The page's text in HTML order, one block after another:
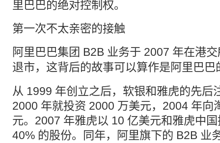
里巴巴的绝对控制权。
第一次不太亲密的接触
阿里巴巴集团 B2B 业务于 2007 年在港
退市，这背后的故事可以算作是阿里巴巴
从 1999 年创立之后，软银和雅虎的先后
2000 年就投资 2000 万美元，2004 年向
元。2007 年雅虎以 10 亿美元和雅虎中
40% 的股份。同年，阿里旗下的 B2B 业